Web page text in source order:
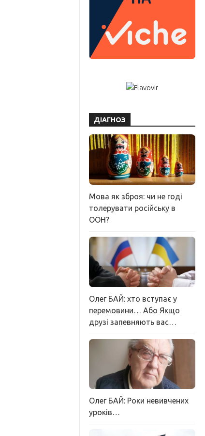
ДІАГНОЗ
Мова як зброя: чи не годі
толерувати російську в
ООН?
Олег БАЙ: хто вступає у
перемовини… Або Якщо
друзі запевняють вас…
Олег БАЙ: Роки невивчених
уроків…